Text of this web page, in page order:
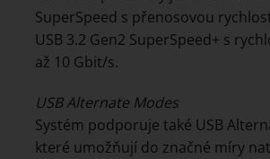
SuperSpeed s přenosovou
USB 3.2 Gen2 SuperSpeed+ s
až 10 Gbit/s.
USB Alternate Modes
Systém podporuje také USB
které umožňují do značné míry